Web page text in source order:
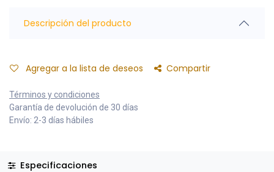
Descripción del producto
Agregar a la lista de deseos Compartir
Términos y condiciones
Garantía de devolución de 30 días
Envío: 2-3 días hábiles
Especificaciones